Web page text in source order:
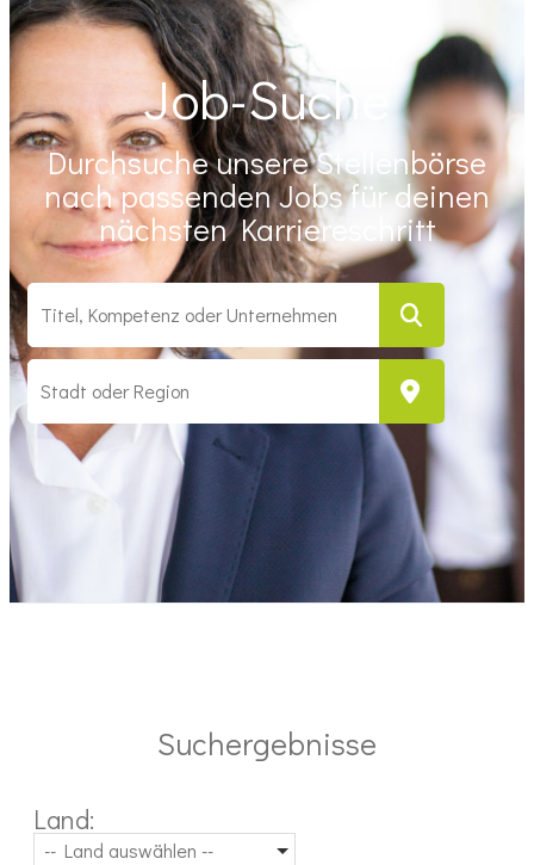
Job-Suche
Durchsuche unsere Stellenbörse
nach passenden Jobs für deinen
nächsten Karriereschritt
Suchergebnisse
Land:
-- Land auswählen --